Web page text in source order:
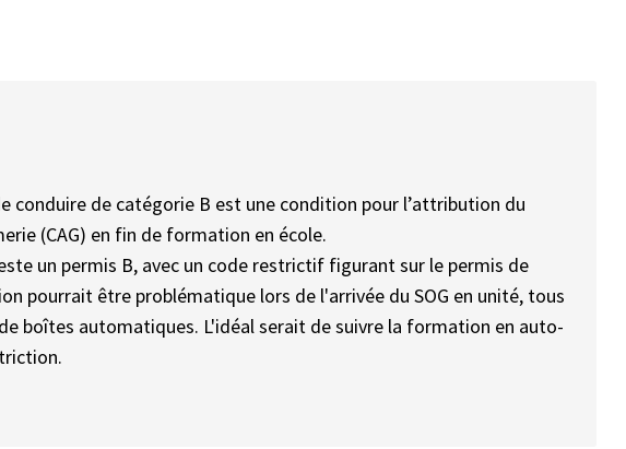
conduire de catégorie B est une condition pour l’attribution du
(CAG) en fin de formation en école.
un permis B, avec un code restrictif figurant sur le permis de
pourrait être problématique lors de l'arrivée du SOG en unité, tous
boîtes automatiques. L'idéal serait de suivre la formation en auto-